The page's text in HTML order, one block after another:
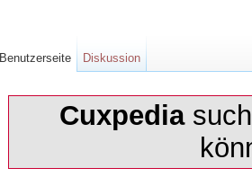
Cuxpedia
Benutzerseite Diskussion